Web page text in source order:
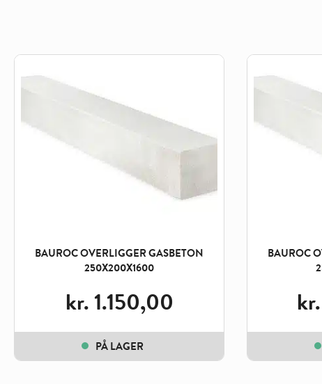
BAUROC OVERLIGGER GASBETON
250X200X1600
kr.1.150,00
PÅ LAGER
BAUROC
kr.